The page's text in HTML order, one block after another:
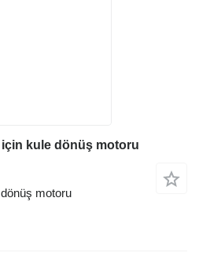
kule dönüş motoru
motoru